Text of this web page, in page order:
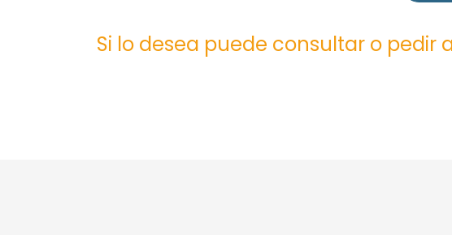
Si lo desea puede consultar o